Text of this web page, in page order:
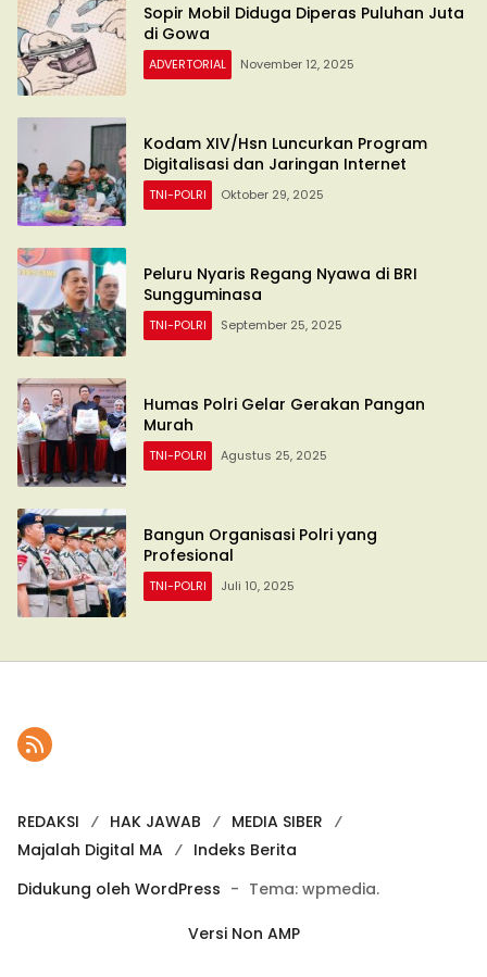
Sopir Mobil Diduga Diperas Puluhan Juta
di Gowa
ADVERTORIAL November 12, 2025
Kodam XIV/Hsn Luncurkan Program
Digitalisasi dan Jaringan Internet
TNI-POLRI Oktober 29, 2025
Peluru Nyaris Regang Nyawa di BRI
Sungguminasa
TNI-POLRI September 25, 2025
Humas Polri Gelar Gerakan Pangan
Murah
TNI-POLRI Agustus 25, 2025
Bangun Organisasi Polri yang
Profesional
TNI-POLRI Juli 10, 2025
REDAKSI HAK JAWAB
MEDIA SIBER
Majalah Digital MA
Indeks Berita
Didukung oleh WordPress - Tema: wpmedia.
Versi Non AMP